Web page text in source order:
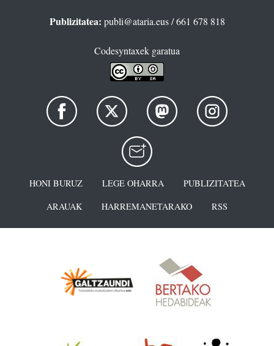
Publizitatea: publi@ataria.eus/ 661 678 818
Codesyntaxek garatua
HONI BURUZ LEGE OHARRA
PUBLIZITATEA
ARAUAK
HARREMANETARAKO RSS